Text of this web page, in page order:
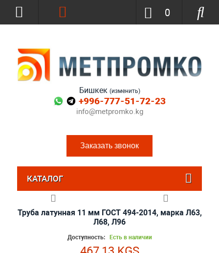
Бишкек (изменить)
+996-777-51-72-23
info@metpromko.kg
Заказать звонок
0
КАТАЛОГ
Труба латунная 11 мм ГОСТ 494-2014, марка Л63,
Л68, Л96
Доступность: Есть в наличии